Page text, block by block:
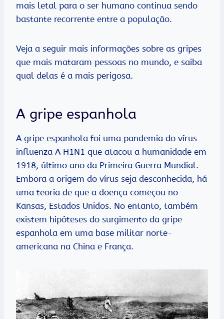
mais letal para o ser humano continua sendo
bastante recorrente entre a população.
Veja a seguir mais informações sobre as gripes
que mais mataram pessoas no mundo, e saiba
qual delas é a mais perigosa.
A gripe espanhola
A gripe espanhola foi uma pandemia do vírus
influenza A H1N1 que atacou a humanidade em
1918, último ano da Primeira Guerra Mundial.
Embora a origem do vírus seja desconhecida, há
uma teoria de que a doença começou no
Kansas, Estados Unidos. No entanto, também
existem hipóteses do surgimento da gripe
espanhola em uma base militar norte-
americana na China e França.